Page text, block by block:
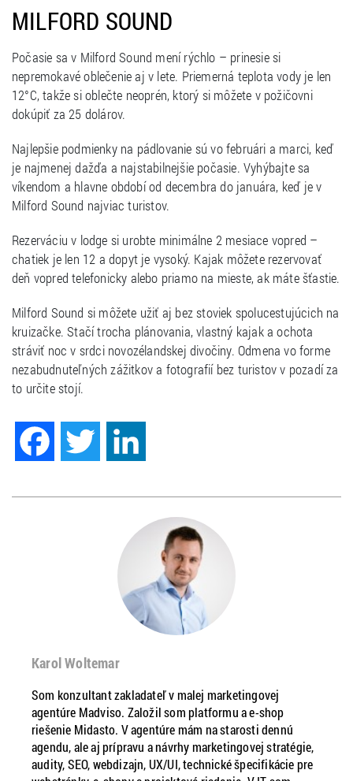
MILFORD SOUND
Počasie sa v Milford Sound mení rýchlo – prinesie si
nepremokavé oblečenie aj v lete. Priemerná teplota vody je len
12°C, takže si oblečte neoprén, ktorý si môžete v požičovni
dokúpiť za 25 dolárov.
Najlepšie podmienky na pádlovanie sú vo februári a marci, keď
je najmenej dažďa a najstabilnejšie počasie. Vyhýbajte sa
víkendom a hlavne období od decembra do januára, keď je v
Milford Sound najviac turistov.
Rezerváciu v lodge si urobte minimálne 2 mesiace vopred –
chatiek je len 12 a dopyt je vysoký. Kajak môžete rezervovať
deň vopred telefonicky alebo priamo na mieste, ak máte šťastie.
Milford Sound si môžete užiť aj bez stoviek spolucestujúcich na
kruizačke. Stačí trocha plánovania, vlastný kajak a ochota
stráviť noc v srdci novozélandskej divočiny. Odmena vo forme
nezabudnuteľných zážitkov a fotografií bez turistov v pozadí za
to určite stojí.
Facebook Twitter
Karol Woltemar
Som konzultant zakladateľ v malej marketingovej
agentúre Madviso. Založil som platformu a e-shop
riešenie Midasto. V agentúre mám na starosti dennú
agendu, ale aj prípravu a návrhy marketingovej stratégie,
audity, SEO, webdizajn, UX/UI, technické špecifikácie pre